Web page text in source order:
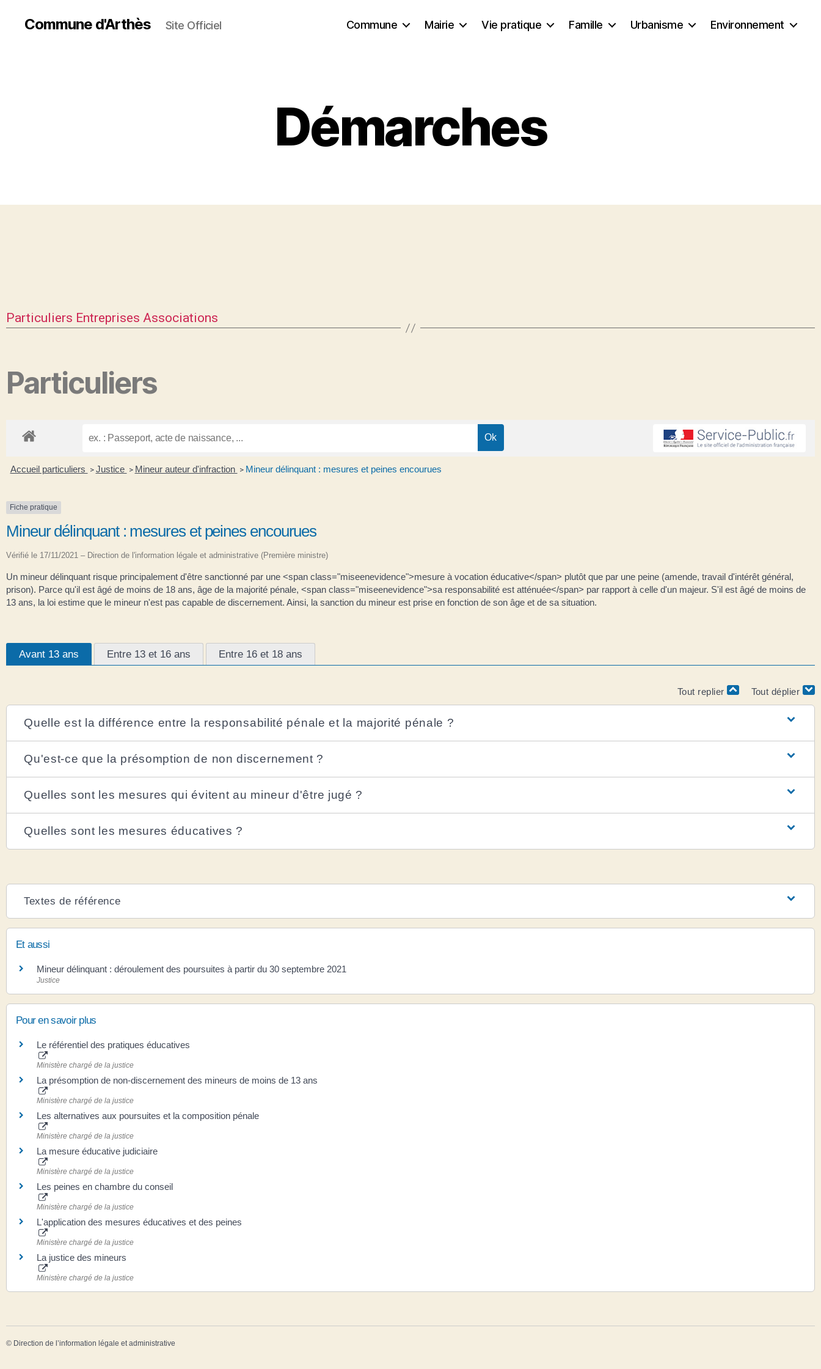
Commune d'Arthès Site Officiel Commune Mairie Vie pratique Famille Urbanisme Environnement
Démarches
Particuliers Entreprises Associations
Particuliers
Accueil particuliers > Justice > Mineur auteur d'infraction > Mineur délinquant : mesures et peines encourues
Fiche pratique
Mineur délinquant : mesures et peines encourues
Vérifié le 17/11/2021 – Direction de l'information légale et administrative (Première ministre)
Un mineur délinquant risque principalement d'être sanctionné par une <span class="miseenevidence">mesure à vocation éducative</span> plutôt que par une peine (amende, travail d'intérêt général,
prison). Parce qu'il est âgé de moins de 18 ans, âge de la majorité pénale, <span class="miseenevidence">sa responsabilité est atténuée</span> par rapport à celle d'un majeur. S'il est âgé de moins de
13 ans, la loi estime que le mineur n'est pas capable de discernement. Ainsi, la sanction du mineur est prise en fonction de son âge et de sa situation.
Avant 13 ans Entre 13 et 16 ans Entre 16 et 18 ans
Tout replier Tout déplier
Quelle est la différence entre la responsabilité pénale et la majorité pénale ?
Qu'est-ce que la présomption de non discernement ?
Quelles sont les mesures qui évitent au mineur d'être jugé ?
Quelles sont les mesures éducatives ?
Textes de référence
Et aussi
Mineur délinquant : déroulement des poursuites à partir du 30 septembre 2021
Justice
Pour en savoir plus
Le référentiel des pratiques éducatives
Ministère chargé de la justice
La présomption de non-discernement des mineurs de moins de 13 ans
Ministère chargé de la justice
Les alternatives aux poursuites et la composition pénale
Ministère chargé de la justice
La mesure éducative judiciaire
Ministère chargé de la justice
Les peines en chambre du conseil
Ministère chargé de la justice
L'application des mesures éducatives et des peines
Ministère chargé de la justice
La justice des mineurs
Ministère chargé de la justice
© Direction de l’information légale et administrative